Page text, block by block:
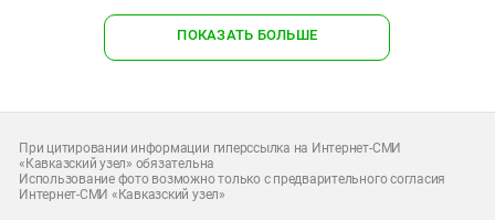
ПОКАЗАТЬ БОЛЬШЕ
При цитировании информации гиперссылка на Интернет-СМИ
«Кавказский узел» обязательна
Использование фото возможно только с предварительного согласия
Интернет-СМИ «Кавказский узел»